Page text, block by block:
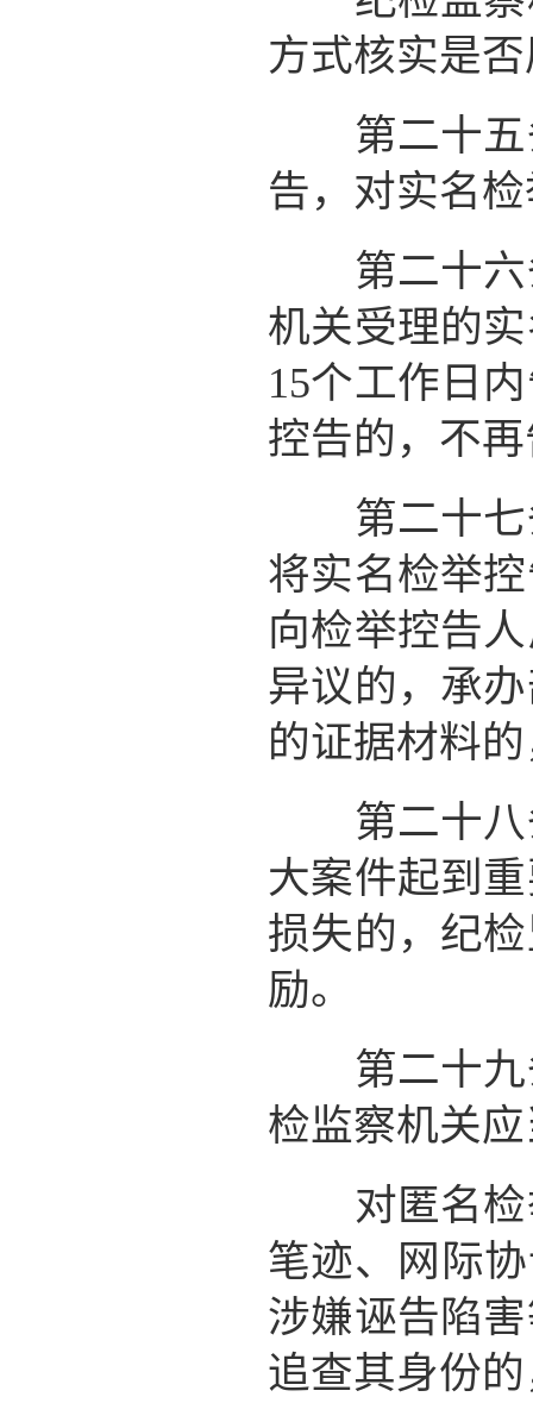
方式核实是
第二十五
告，对实名
第二十六
机关受理的
15个工作日
控告的，不
第二十七
将实名检举
向检举控告
异议的，承
的证据材料
第二十八
大案件起到
损失的，纪
励。
第二十九
检监察机关
对匿名检
笔迹、网际
涉嫌诬告陷
追查其身份